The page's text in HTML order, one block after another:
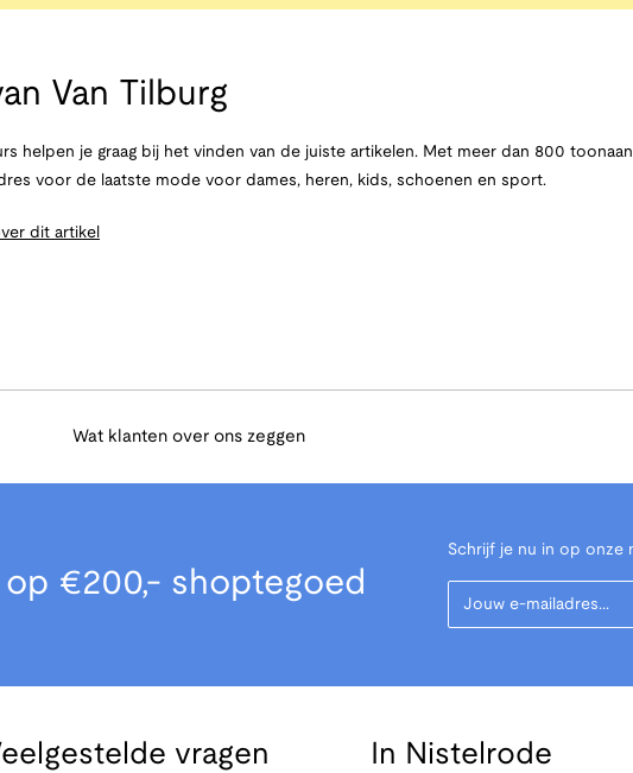
Van Tilburg
helpen je graag bij het vinden van de juiste artikelen. Met meer dan 800
voor de laatste mode voor dames, heren, kids, schoenen en sport.
dit artikel
Wat klanten over ons zeggen
op €200,- shoptegoed
Schrijf je nu in op onze
Your Email
vragen In Nistelrode